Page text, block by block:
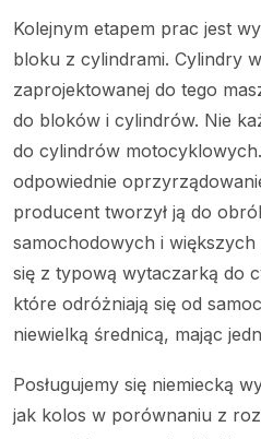
Kolejnym etapem prac jest
bloku z cylindrami. Cylindry
zaprojektowanej do tego
do bloków i cylindrów. Nie
do cylindrów
odpowiednie
producent tworzył ją do
samochodowych i większych
się z typową wytaczarką do
które odróżniają się od
niewielką średnicą, mając
Posługujemy się niemiecką
jak kolos w porównaniu z